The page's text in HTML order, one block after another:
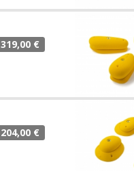
319,00 €
204,00 €